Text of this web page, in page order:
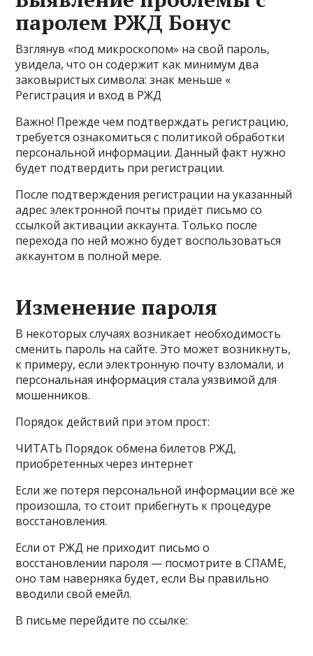
паролем РЖД Бонус
Взглянув «под микроскопом» на свой пароль,
увидела, что он содержит как минимум два
заковыристых символа: знак меньше «
Регистрация и вход в РЖД
Важно! Прежде чем подтверждать регистрацию,
требуется ознакомиться с политикой обработки
персональной информации. Данный факт нужно
будет подтвердить при регистрации.
После подтверждения регистрации на указанный
адрес электронной почты придёт письмо со
ссылкой активации аккаунта. Только после
перехода по ней можно будет воспользоваться
аккаунтом в полной мере.
Изменение пароля
В некоторых случаях возникает необходимость
сменить пароль на сайте. Это может возникнуть,
к примеру, если электронную почту взломали, и
персональная информация стала уязвимой для
мошенников.
Порядок действий при этом прост:
ЧИТАТЬ Порядок обмена билетов РЖД,
приобретенных через интернет
Если же потеря персональной информации всё же
произошла, то стоит прибегнуть к процедуре
восстановления.
Если от РЖД не приходит письмо о
восстановлении пароля — посмотрите в СПАМЕ,
оно там наверняка будет, если Вы правильно
вводили свой емейл.
В письме перейдите по ссылке: